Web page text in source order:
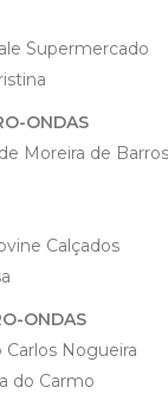
Supermercado
ONDAS
Moreira de Barros
Calçados
ONDAS
Nogueira
do Carmo